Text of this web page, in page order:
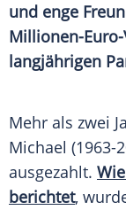
und enge
Millionen-
langjährigen
Mehr als zwei
Michael (1963-
ausgezahlt.
berichtet,